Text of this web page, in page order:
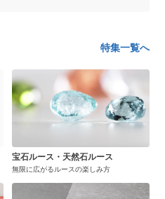
特集一覧へ
宝石ルース・天然石ルース
無限に広がるルースの楽しみ方